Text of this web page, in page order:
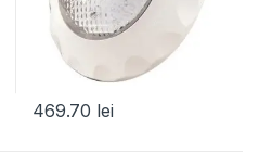
469.70 lei